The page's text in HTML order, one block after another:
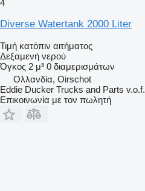
4
Diverse Watertank 2000 Liter
Τιμή κατόπιν αιτήματος
Δεξαμενή νερού
Όγκος 2 μ³ 0 διαμερισμάτων
Ολλανδία, Oirschot
Eddie Ducker Trucks and Parts v.o.f.
Επικοινωνία με τον πωλητή